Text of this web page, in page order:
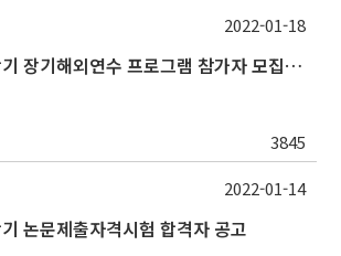
2022학년도 1학기 장기해외연수 프로그램 참가자 모집 안내
3845
2022-01-18
논문제출자격시험 합격자 공고
2022-01-14